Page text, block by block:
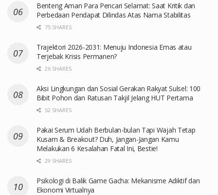
Benteng Aman Para Pencari Selamat: Saat Kritik dan
Perbedaan Pendapat Dilindas Atas Nama Stabilitas
75 SHARES
Trajektori 2026-2031: Menuju Indonesia Emas atau
Terjebak Krisis Permanen?
26 SHARES
Aksi Lingkungan dan Sosial Gerakan Rakyat Sulsel: 100
Bibit Pohon dan Ratusan Takjil Jelang HUT Pertama
52 SHARES
Pakai Serum Udah Berbulan-bulan Tapi Wajah Tetap
Kusam & Breakout? Duh, Jangan-Jangan Kamu
Melakukan 6 Kesalahan Fatal Ini, Bestie!
29 SHARES
Psikologi di Balik Game Gacha: Mekanisme Adiktif dan
Ekonomi Virtualnya